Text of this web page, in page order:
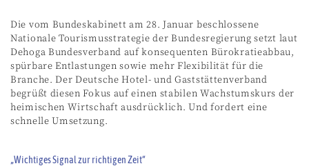
Die vom Bundeskabinett am 28. Januar beschlossene
Nationale Tourismusstrategie der Bundesregierung setzt laut
Dehoga Bundesverband auf konsequenten Bürokratieabbau,
spürbare Entlastungen sowie mehr Flexibilität für die
Branche. Der Deutsche Hotel- und Gaststättenverband
begrüßt diesen Fokus auf einen stabilen Wachstumskurs der
heimischen Wirtschaft ausdrücklich. Und fordert eine
schnelle Umsetzung.
„Wichtiges Signal zur richtigen Zeit“